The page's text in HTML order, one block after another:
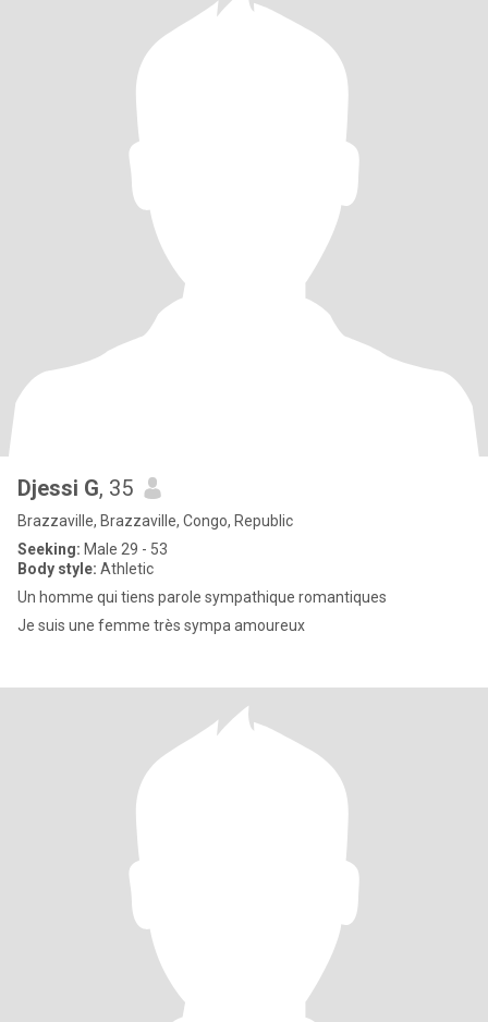
Djessi G, 35
Brazzaville, Brazzaville, Congo, Republic
Seeking: Male 29 - 53
Body style: Athletic
Un homme qui tiens parole sympathique romantiques
Je suis une femme très sympa amoureux